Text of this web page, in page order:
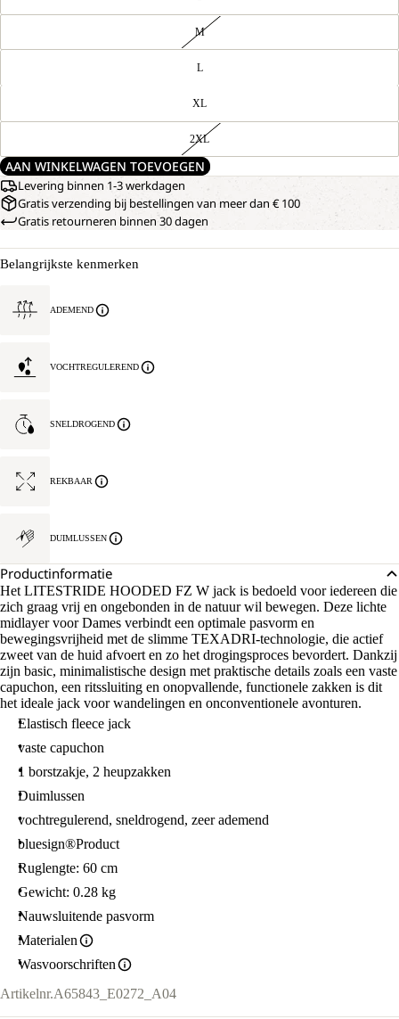
M
L
XL
2XL
AAN WINKELWAGEN TOEVOEGEN
Levering binnen 1-3 werkdagen
Gratis verzending bij bestellingen van meer dan € 100
Gratis retourneren binnen 30 dagen
Belangrijkste kenmerken
ADEMEND
VOCHTREGULEREND
SNELDROGEND
REKBAAR
DUIMLUSSEN
Productinformatie
Het LITESTRIDE HOODED FZ W jack is bedoeld voor iedereen die
zich graag vrij en ongebonden in de natuur wil bewegen. Deze lichte
midlayer voor Dames verbindt een optimale pasvorm en
bewegingsvrijheid met de slimme TEXADRI-technologie, die actief
zweet van de huid afvoert en zo het drogingsproces bevordert. Dankzij
zijn basic, minimalistische design met praktische details zoals een vaste
capuchon, een ritssluiting en onopvallende, functionele zakken is dit
het ideale jack voor wandelingen en onconventionele avonturen.
Elastisch fleece jack
vaste capuchon
1 borstzakje, 2 heupzakken
Duimlussen
vochtregulerend, sneldrogend, zeer ademend
bluesign®Product
Ruglengte: 60 cm
Gewicht: 0.28 kg
Nauwsluitende pasvorm
Materialen
Wasvoorschriften
Artikelnr.A65843_E0272_A04